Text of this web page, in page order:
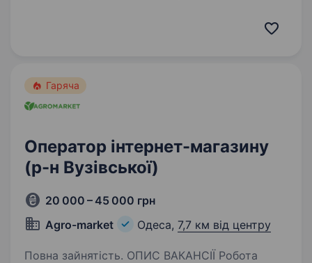
СТО та команду 1400+ людей по всій країні.
Гаряча
Оператор інтернет-магазину
(р-н Вузівської)
20 000 – 45 000 грн
Agro-market
Одеса, 7,7 км від центру
Повна зайнятість. ОПИС ВАКАНСІЇ Робота